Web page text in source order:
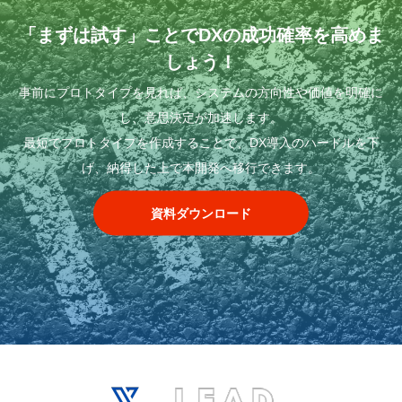
「まずは試す」ことでDXの成功確率を高めま
しょう！
事前にプロトタイプを見れば、システムの方向性や価値を明確に
し、意思決定が加速します。
最短でプロトタイプを作成することで、DX導入のハードルを下
げ、納得した上で本開発へ移行できます。
資料ダウンロード